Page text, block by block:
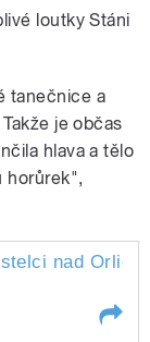
loutky Stáni
tanečnice a
je občas
hlava a tělo
horůrek",
nad
nad Orlicí